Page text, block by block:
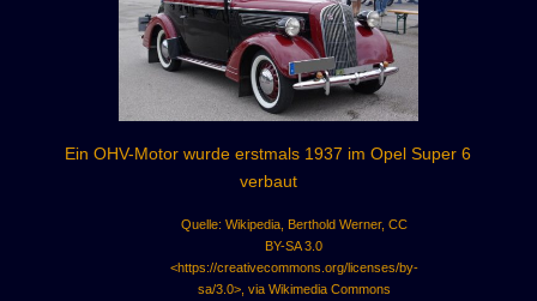
Ein OHV-Motor wurde erstmals 1937 im Opel Super 6
verbaut
Quelle: Wikipedia, Berthold Werner, CC
BY-SA 3.0
<https://creativecommons.org/licenses/by-
sa/3.0>, via Wikimedia Commons